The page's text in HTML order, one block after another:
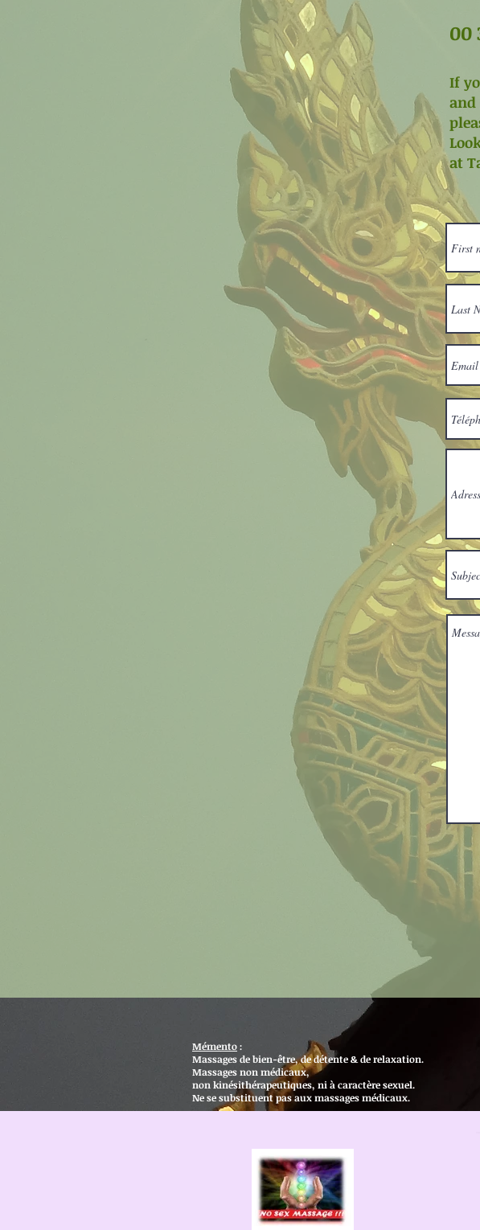
00
​If
at
Mémento:
Massages de bien-être, de détente & de relaxation.
Massages non médicaux,
non kinésithérapeutiques, ni à caractère sexuel.
Ne se substituent pas aux massages médicaux.